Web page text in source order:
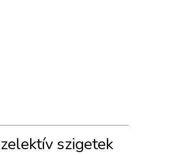
szigetek